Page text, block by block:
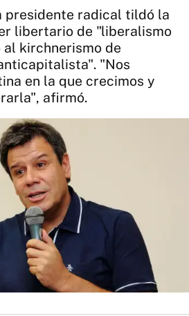
Caras
Vivo
presidente radical tildó la
libertario de "liberalismo
kirchnerismo de
"Nos
en la que crecimos y
afirmó.